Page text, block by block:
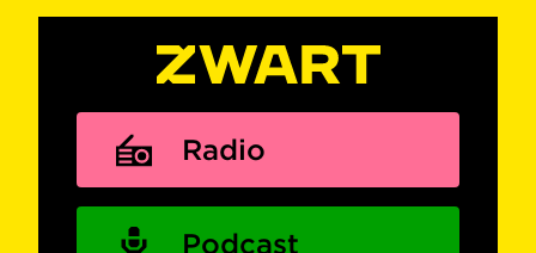
Radio
Podcast